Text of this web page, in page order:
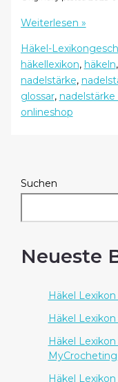
Häkel
–
Nadelstärke
–
MyCrocheting
Weiterlesen »
Häkel-Lexikon
häkellexikon, häkeln,
nadelstärke,
glossar, nadelstärke
onlineshop
Suchen
Neueste
Häkel
Häkel
Häkel
MyCrocheting
Häkel